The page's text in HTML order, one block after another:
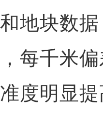
地块数
每千米
度明显提